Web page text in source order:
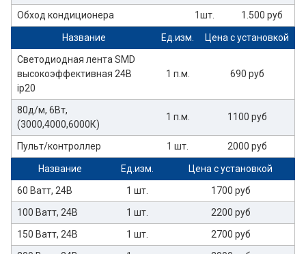
Обход кондиционера
1шт. 1.500 руб
Название Ед.изм.
Цена с установкой
Светодиодная лента SMD
высокоэффективная 24В
ip20
1 п.м. 690 руб
80д/м, 6Вт,
(3000,4000,6000К)
1 п.м. 1100 руб
Пульт/контроллер 1 шт. 2000 руб
Название Ед.изм.
Цена с установкой
60 Ватт, 24В
1 шт.
1700 руб
100 Ватт, 24В
1 шт.
2200 руб
150 Ватт, 24В
1 шт.
2700 руб